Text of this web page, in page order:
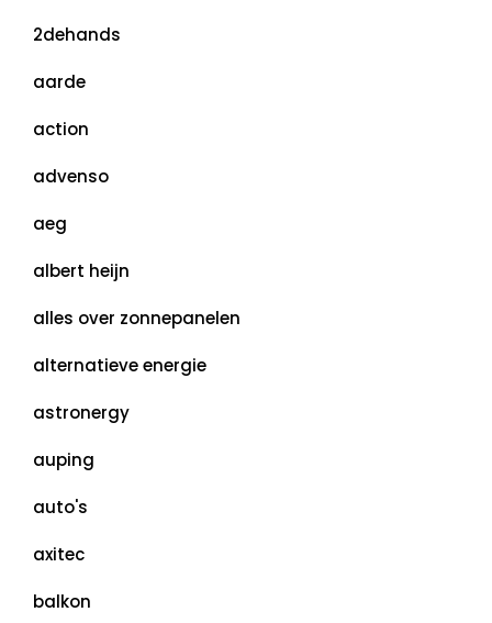
2dehands
aarde
action
advenso
aeg
albert heijn
alles over zonnepanelen
alternatieve energie
astronergy
auping
auto's
axitec
balkon